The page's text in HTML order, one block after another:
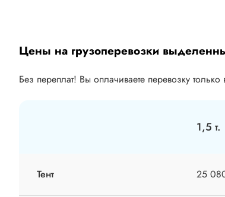
Цены на грузоперевозки
Без переплат! Вы оплачиваете перевозку только
1,5 т.
Тент 25